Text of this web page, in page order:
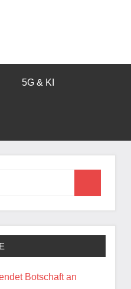
5G & KI
Botschaft an